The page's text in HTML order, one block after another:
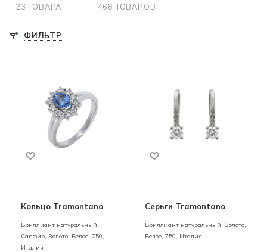
23 ТОВАРА 468 ТОВАРОВ
ФИЛЬТР
Кольцо Tramontano
Бриллиант натуральный,
Сапфир, Золото, Белое, 750,
Италия
Серьги Tramontano
Бриллиант натуральный, Золото,
Белое, 750, Италия